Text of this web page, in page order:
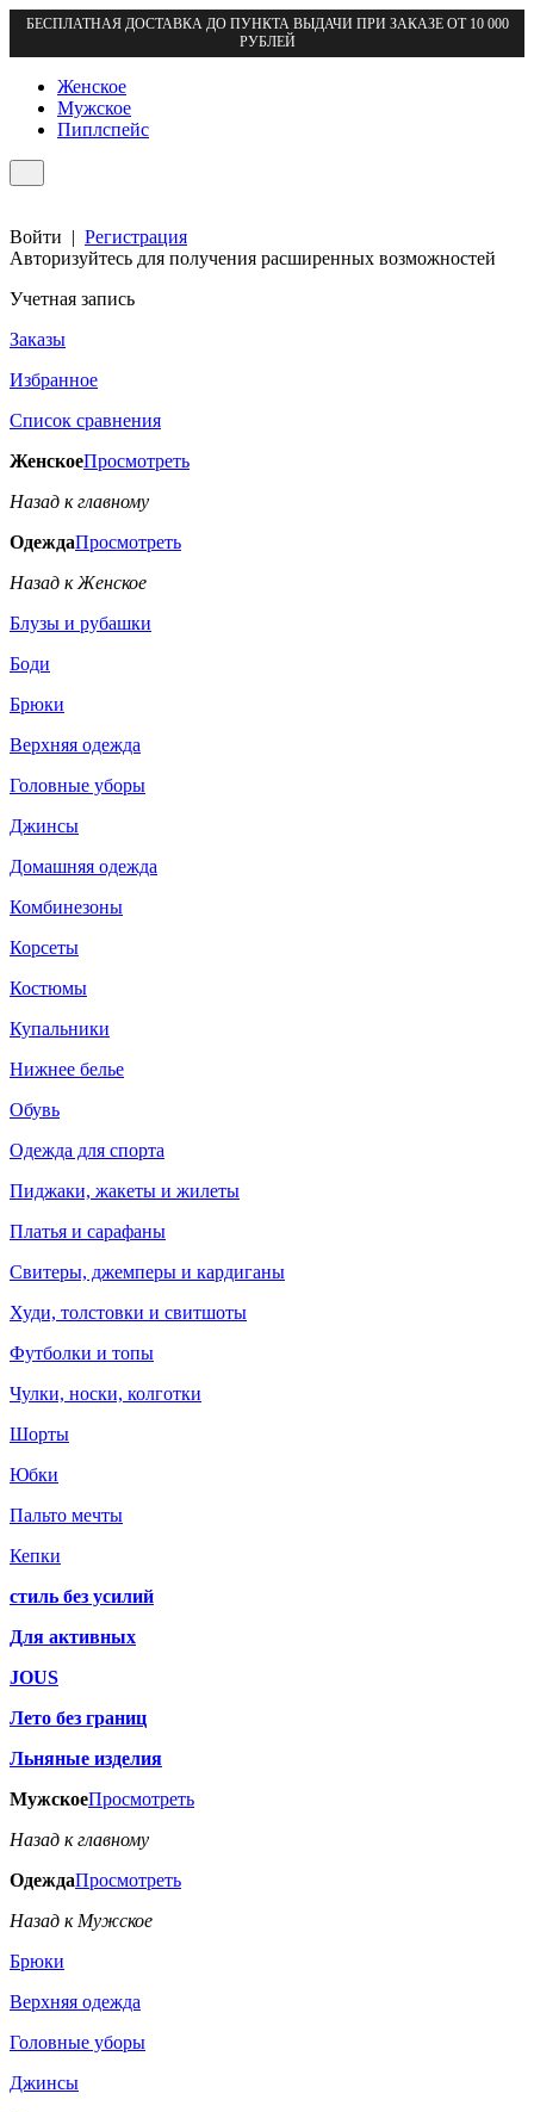
БЕСПЛАТНАЯ ДОСТАВКА ДО ПУНКТА ВЫДАЧИ ПРИ ЗАКАЗЕ ОТ 10 000
РУБЛЕЙ
Женское
Мужское
Пиплспейс
Войти | Регистрация
Авторизуйтесь для получения расширенных возможностей
Учетная запись
Заказы
Избранное
Список сравнения
ЖенскоеПросмотреть
Назад к главному
ОдеждаПросмотреть
Назад к Женское
Блузы и рубашки
Боди
Брюки
Верхняя одежда
Головные уборы
Джинсы
Домашняя одежда
Комбинезоны
Корсеты
Костюмы
Купальники
Нижнее белье
Обувь
Одежда для спорта
Пиджаки, жакеты и жилеты
Платья и сарафаны
Свитеры, джемперы и кардиганы
Худи, толстовки и свитшоты
Футболки и топы
Чулки, носки, колготки
Шорты
Юбки
Пальто мечты
Кепки
стиль без усилий
Для активных
JOUS
Лето без границ
Льняные изделия
МужскоеПросмотреть
Назад к главному
ОдеждаПросмотреть
Назад к Мужское
Брюки
Верхняя одежда
Головные уборы
Джинсы